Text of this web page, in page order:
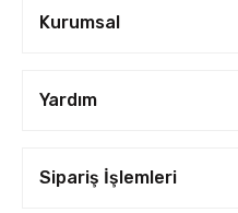
Kurumsal
Yardım
Sipariş İşlemleri